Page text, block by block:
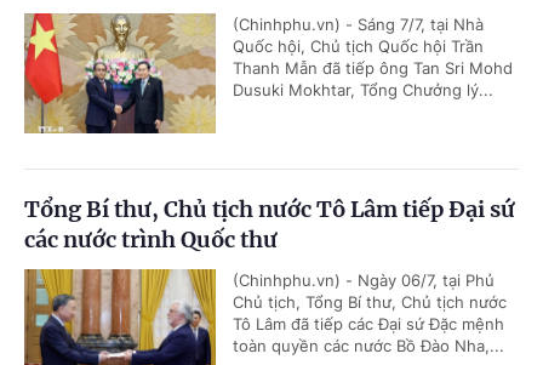
(Chinhphu.vn) - Sáng 7/7, tại Nhà
Quốc hội, Chủ tịch Quốc hội Trần
Thanh Mẫn đã tiếp ông Tan Sri Mohd
Dusuki Mokhtar, Tổng Chưởng lý...
Tổng Bí thư, Chủ tịch nước Tô Lâm tiếp Đại sứ
các nước trình Quốc thư
(Chinhphu.vn) - Ngày 06/7, tại Phủ
Chủ tịch, Tổng Bí thư, Chủ tịch nước
Tô Lâm đã tiếp các Đại sứ Đặc mệnh
toàn quyền các nước Bồ Đào Nha,...